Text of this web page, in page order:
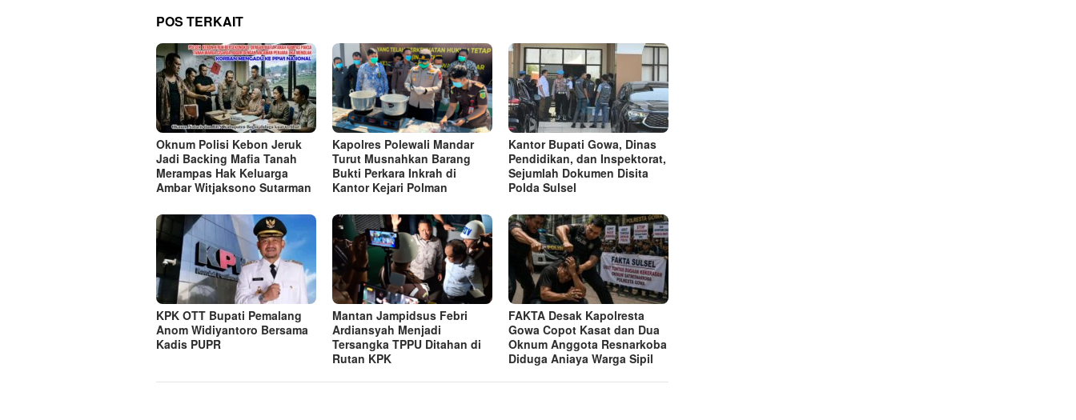
POS TERKAIT
Oknum Polisi Kebon Jeruk
Jadi Backing Mafia Tanah
Merampas Hak Keluarga
Ambar Witjaksono Sutarman
Kapolres Polewali Mandar
Turut Musnahkan Barang
Bukti Perkara Inkrah di
Kantor Kejari Polman
Kantor Bupati Gowa, Dinas
Pendidikan, dan Inspektorat,
Sejumlah Dokumen Disita
Polda Sulsel
KPK OTT Bupati Pemalang
Anom Widiyantoro Bersama
Kadis PUPR
Mantan Jampidsus Febri
Ardiansyah Menjadi
Tersangka TPPU Ditahan di
Rutan KPK
FAKTA Desak Kapolresta
Gowa Copot Kasat dan Dua
Oknum Anggota Resnarkoba
Diduga Aniaya Warga Sipil